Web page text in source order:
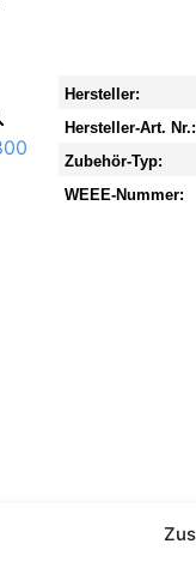
Hersteller:
Hersteller-Art. Nr.:
Zubehör-Typ:
WEEE-Nummer: